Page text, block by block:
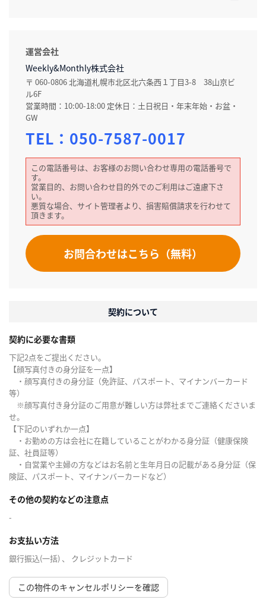
運営会社
Weekly&Monthly株式会社
〒 060-0806 北海道札幌市北区北六条西１丁目3-8 38山京ビ
ル6F
営業時間：10:00-18:00 定休日：土日祝日・年末年始・お盆・
GW
TEL： 050-7587-0017
この電話番号は、お客様のお問い合わせ専用の電話番号で
す。
営業目的、お問い合わせ目的外でのご利用はご遠慮下さ
い。
悪質な場合、サイト管理者より、損害賠償請求を行わせて
頂きます。
お問合わせはこちら（無料）
契約について
契約に必要な書類
下記2点をご提出ください。
【顔写真付きの身分証を一点】
・顔写真付きの身分証（免許証、パスポート、マイナンバーカード
等）
※顔写真付き身分証のご用意が難しい方は弊社までご連絡くださいま
せ。
【下記のいずれか一点】
・お勤めの方は会社に在籍していることがわかる身分証（健康保険
証、社員証等）
・自営業や主婦の方などはお名前と生年月日の記載がある身分証（保
険証、パスポート、マイナンバーカードなど）
その他の契約などの注意点
-
お支払い方法
銀行振込(一括) 、 クレジットカード
この物件のキャンセルポリシーを確認